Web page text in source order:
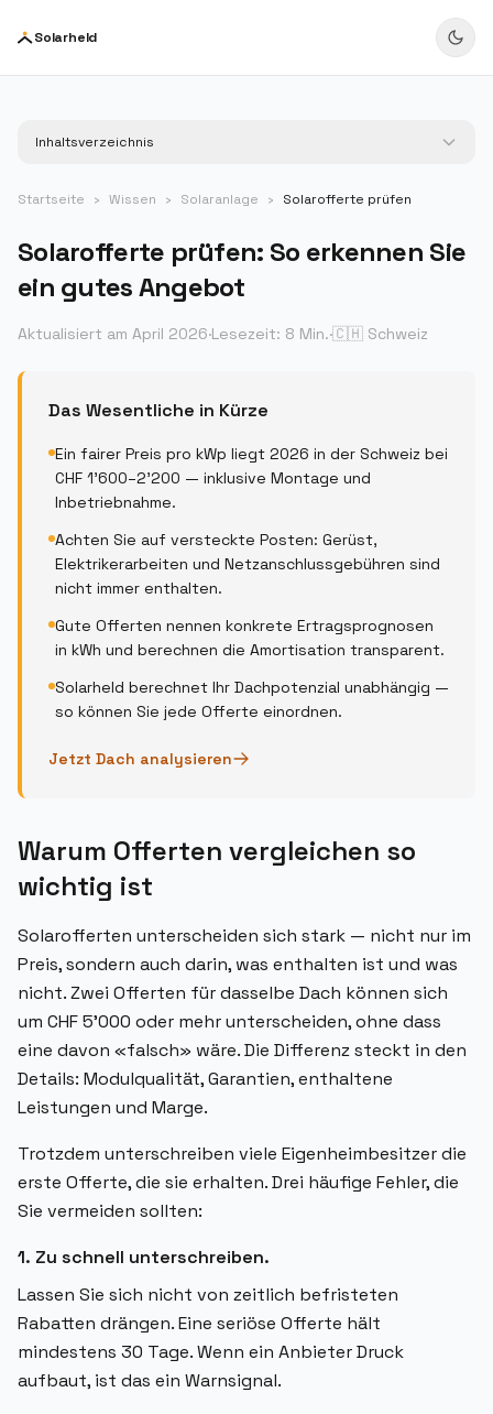
Solarheld
Inhaltsverzeichnis
Startseite › Wissen › Solaranlage › Solarofferte prüfen
Solarofferte prüfen: So erkennen Sie
ein gutes Angebot
Aktualisiert am April 2026·Lesezeit: 8 Min.·🇨🇭 Schweiz
Das Wesentliche in Kürze
Ein fairer Preis pro kWp liegt 2026 in der Schweiz bei
CHF 1'600–2'200 — inklusive Montage und
Inbetriebnahme.
Achten Sie auf versteckte Posten: Gerüst,
Elektrikerarbeiten und Netzanschlussgebühren sind
nicht immer enthalten.
Gute Offerten nennen konkrete Ertragsprognosen
in kWh und berechnen die Amortisation transparent.
Solarheld berechnet Ihr Dachpotenzial unabhängig —
so können Sie jede Offerte einordnen.
Jetzt Dach analysieren
Warum Offerten vergleichen so
wichtig ist
Solarofferten unterscheiden sich stark — nicht nur im
Preis, sondern auch darin, was enthalten ist und was
nicht. Zwei Offerten für dasselbe Dach können sich
um CHF 5'000 oder mehr unterscheiden, ohne dass
eine davon «falsch» wäre. Die Differenz steckt in den
Details: Modulqualität, Garantien, enthaltene
Leistungen und Marge.
Trotzdem unterschreiben viele Eigenheimbesitzer die
erste Offerte, die sie erhalten. Drei häufige Fehler, die
Sie vermeiden sollten:
1. Zu schnell unterschreiben.
Lassen Sie sich nicht von zeitlich befristeten
Rabatten drängen. Eine seriöse Offerte hält
mindestens 30 Tage. Wenn ein Anbieter Druck
aufbaut, ist das ein Warnsignal.